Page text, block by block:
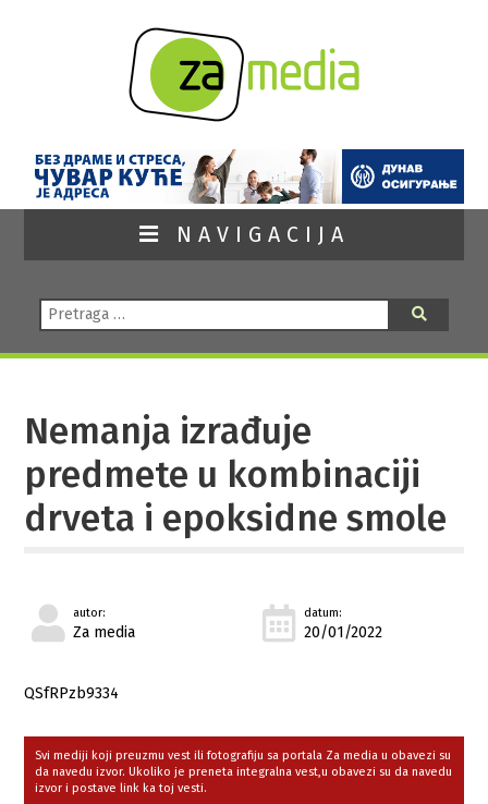
NAVIGACIJA
Pretraga:
Nemanja izrađuje
predmete u kombinaciji
drveta i epoksidne smole
autor:
Za media
datum:
20/01/2022
QSfRPzb9334
Svi mediji koji preuzmu vest ili fotografiju sa portala Za media u obavezi su
da navedu izvor. Ukoliko je preneta integralna vest,u obavezi su da navedu
izvor i postave link ka toj vesti.